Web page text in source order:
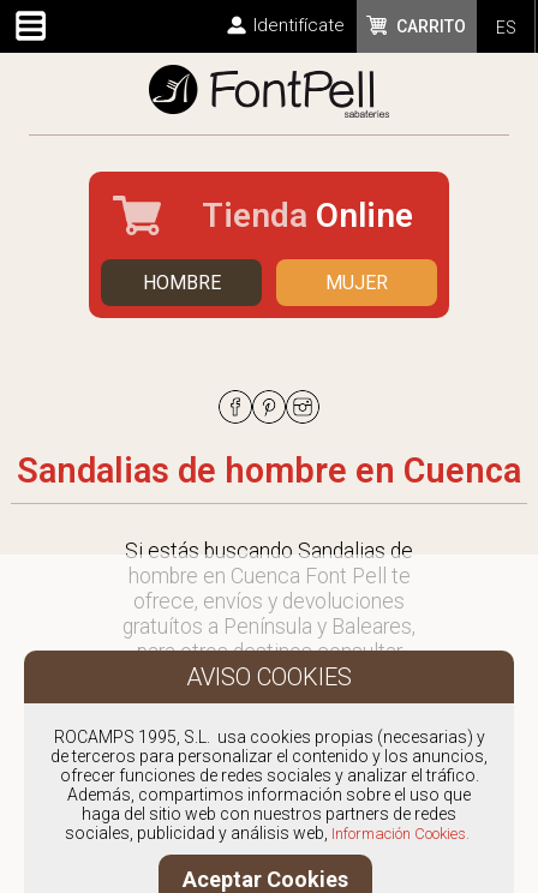
ES
CARRITO
Identifícate
Tienda Online
HOMBRE MUJER
Sandalias de hombre en Cuenca
Si estás buscando Sandalias de
hombre en Cuenca Font Pell te
ofrece, envíos y devoluciones
gratuítos a Península y Baleares,
para otros destinos consultar
en comercial@fontpell.com.
Los envíos a Cuenca gestionados
entre semana se entregarán en
menos de 48 horas; los pedidos
realizados en fin de semana, el
producto se enviará a partir del
lunes.
ROCAMPS 1995, S.L. usa cookies propias (necesarias) y
de terceros para personalizar el contenido y los anuncios,
ofrecer funciones de redes sociales y analizar el tráfico.
Además, compartimos información sobre el uso que
haga del sitio web con nuestros partners de redes
sociales, publicidad y análisis web, Información Cookies.
Aceptar Cookies